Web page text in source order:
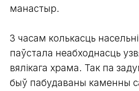
манастыр.
З часам колькасць
паўстала неабходнасць
вялікага храма. Так па
быў пабудаваны каменны